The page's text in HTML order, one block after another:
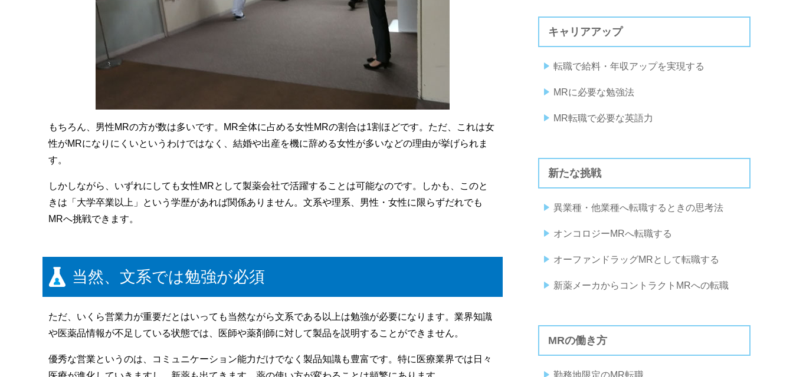
もちろん、男性MRの方が数は多いです。MR全体に占める女性MRの割合は1割ほどです。ただ、これは女
性がMRになりにくいというわけではなく、結婚や出産を機に辞める女性が多いなどの理由が挙げられま
す。
しかしながら、いずれにしても女性MRとして製薬会社で活躍することは可能なのです。しかも、このと
きは「大学卒業以上」という学歴があれば関係ありません。文系や理系、男性・女性に限らずだれでも
MRへ挑戦できます。
当然、文系では勉強が必須
ただ、いくら営業力が重要だとはいっても当然ながら文系である以上は勉強が必要になります。業界知識
や医薬品情報が不足している状態では、医師や薬剤師に対して製品を説明することができません。
優秀な営業というのは、コミュニケーション能力だけでなく製品知識も豊富です。特に医療業界では日々
キャリアアップ
転職で給料・年収アップを実現する
MRに必要な勉強法
MR転職で必要な英語力
新たな挑戦
異業種・他業種へ転職するときの思考法
オンコロジーMRへ転職する
オーファンドラッグMRとして転職する
新薬メーカからコントラクトMRへの転職
MRの働き方
勤務地限定のMR転職